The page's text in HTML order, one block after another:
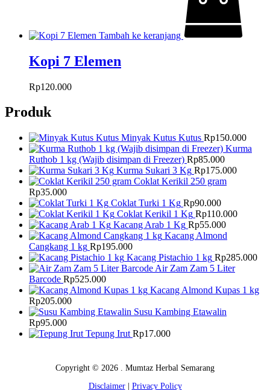
Tambah ke keranjang
Kopi 7 Elemen
Rp120.000
Produk
Minyak Kutus Kutus Rp150.000
Kurma
Ruthob 1 kg (Wajib disimpan di Freezer) Rp85.000
Kurma Sukari 3 Kg Rp175.000
Coklat Kerikil 250 gram
Rp35.000
Coklat Turki 1 Kg Rp90.000
Coklat Kerikil 1 Kg Rp110.000
Kacang Arab 1 Kg Rp55.000
Kacang Almond
Cangkang 1 kg Rp195.000
Kacang Pistachio 1 kg Rp285.000
Air Zam Zam 5 Liter
Barcode Rp525.000
Kacang Almond Kupas 1 kg
Rp205.000
Susu Kambing Etawalin
Rp95.000
Tepung Irut Rp17.000
Copyright © 2026 . Mumtaz Herbal Semarang
Disclaimer| Privacy Policy